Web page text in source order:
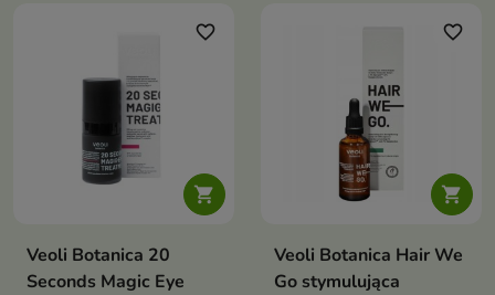

favorite_border
Veoli Botanica 20
Seconds Magic Eye

favorite_border
Veoli Botanica Hair We
Go stymulująca